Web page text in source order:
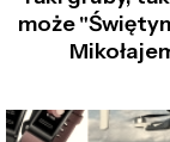
może